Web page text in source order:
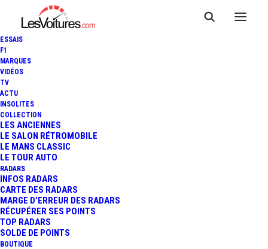
ESSAIS
F1
MARQUES
VIDÉOS
TV
ACTU
INSOLITES
COLLECTION
LES ANCIENNES
LE SALON RÉTROMOBILE
LE MANS CLASSIC
LE TOUR AUTO
RADARS
INFOS RADARS
CARTE DES RADARS
MARGE D’ERREUR DES RADARS
RÉCUPÉRER SES POINTS
TOP RADARS
SOLDE DE POINTS
BOUTIQUE
COURSE EN LIVE VIDÉO, UNE
EXCLUSIVITÉ RED BULL !
1 Minutes